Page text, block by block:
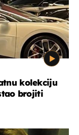
kolekciju
brojiti